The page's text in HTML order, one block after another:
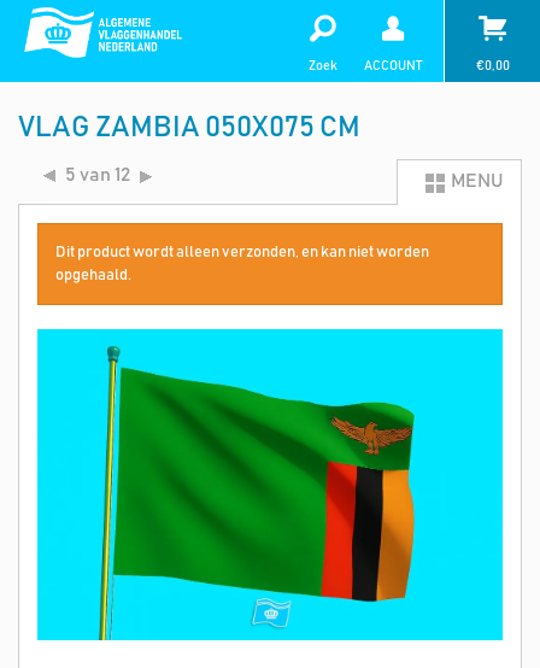
Zoek ACCOUNT €0,00
VLAG ZAMBIA 050X075 CM
5 van 12 MENU
Dit product wordt alleen verzonden, en kan niet worden
opgehaald.